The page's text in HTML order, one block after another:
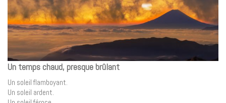
Un temps chaud, presque brûlant
Un soleil flamboyant.
Un soleil ardent.